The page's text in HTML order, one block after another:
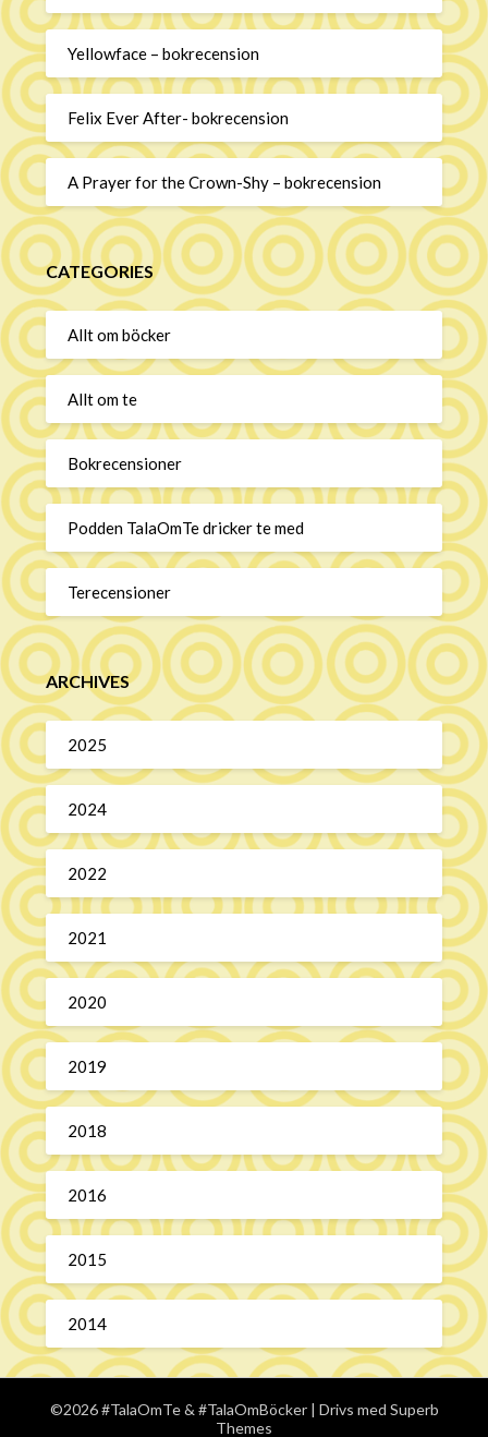
Yellowface – bokrecension
Felix Ever After- bokrecension
A Prayer for the Crown-Shy – bokrecension
CATEGORIES
Allt om böcker
Allt om te
Bokrecensioner
Podden TalaOmTe dricker te med
Terecensioner
ARCHIVES
2025
2024
2022
2021
2020
2019
2018
2016
2015
2014
©2026 #TalaOmTe & #TalaOmBöcker | Drivs med Superb
Themes